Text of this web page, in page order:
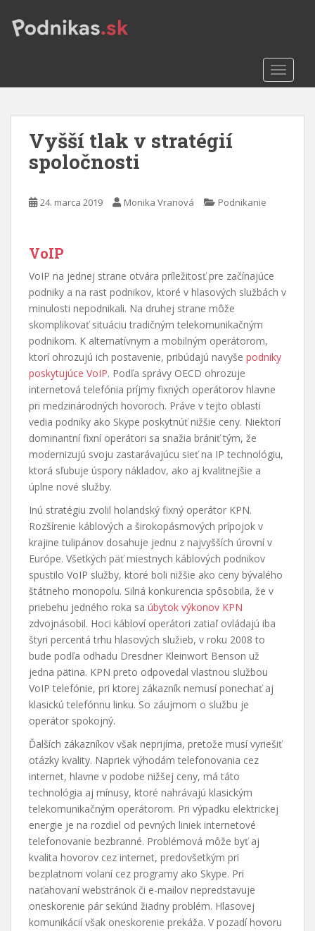
o
Vyšší tlak v stratégií
spoločnosti
24. marca 2019 Monika Vranová Podnikanie
VoIP
VoIP na jednej strane otvára príležitosť pre začínajúce
podniky a na rast podnikov, ktoré v hlasových službách v
minulosti nepodnikali. Na druhej strane môže
skomplikovať situáciu tradičným telekomunikačným
podnikom. K alternatívnym a mobilným operátorom,
ktorí ohrozujú ich postavenie, pribúdajú navyše podniky
poskytujúce VoIP. Podľa správy OECD ohrozuje
internetová telefónia príjmy fixných operátorov hlavne
pri medzinárodných hovoroch. Práve v tejto oblasti
vedia podniky ako Skype poskytnúť nižšie ceny. Niektorí
dominantní fixní operátori sa snažia brániť tým, že
modernizujú svoju zastarávajúcu sieť na IP technológiu,
ktorá sľubuje úspory nákladov, ako aj kvalitnejšie a
úplne nové služby.
Inú stratégiu zvolil holandský fixný operátor KPN.
Rozšírenie káblových a širokopásmových prípojok v
krajine tulipánov dosahuje jednu z najvyšších úrovní v
Európe. Všetkých päť miestnych káblových podnikov
spustilo VoIP služby, ktoré boli nižšie ako ceny bývalého
štátneho monopolu. Silná konkurencia spôsobila, že v
priebehu jedného roka sa úbytok výkonov KPN
zdvojnásobil. Hoci kábloví operátori zatiaľ ovládajú iba
štyri percentá trhu hlasových služieb, v roku 2008 to
bude podľa odhadu Dresdner Kleinwort Benson už
jedna pätina. KPN preto odpovedal vlastnou službou
VoIP telefónie, pri ktorej zákazník nemusí ponechať aj
klasickú telefónnu linku. So záujmom o službu je
operátor spokojný.
Ďalších zákazníkov však neprijíma, pretože musí vyriešiť
otázky kvality. Napriek výhodám telefonovania cez
internet, hlavne v podobe nižšej ceny, má táto
technológia aj mínusy, ktoré nahrávajú klasickým
telekomunikačným operátorom. Pri výpadku elektrickej
energie je na rozdiel od pevných liniek internetové
telefonovanie bezbranné. Problémová môže byť aj
kvalita hovorov cez internet, predovšetkým pri
bezplatnom volaní cez programy ako Skype. Pri
naťahovaní webstránok či e-mailov nepredstavuje
oneskorenie pár sekúnd žiadny problém. Hlasovej
komunikácií však oneskorenie prekáža. V pozadí hovoru